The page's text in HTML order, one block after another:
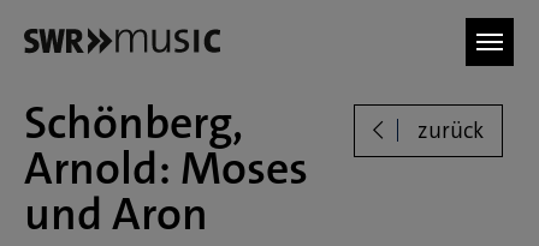
zurück
Schönberg,
Arnold: Moses
und Aron